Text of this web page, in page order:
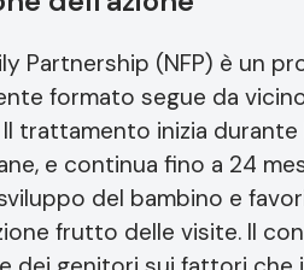
Partnership (NFP) è un
formato segue da
Il trattamento inizia
e continua fino a 24
del bambino e
frutto delle visite. Il